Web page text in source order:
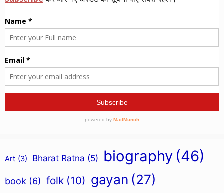
Art (3) Bharat Ratna (5) biography (46)
book (6) folk (10) gayan (27)